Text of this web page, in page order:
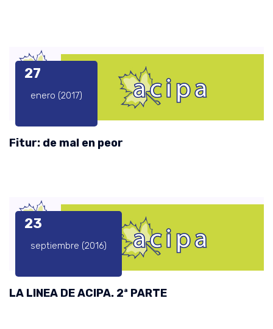
27
enero (2017)
Fitur: de mal en peor
23
septiembre (2016)
LA LINEA DE ACIPA. 2ª PARTE